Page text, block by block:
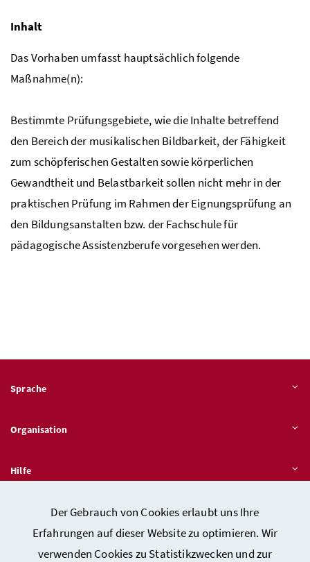
Der Gebrauch von Cookies erlaubt uns Ihre
Erfahrungen auf dieser Website zu optimieren. Wir
verwenden Cookies zu Statistikzwecken und zur
Inhalt
Das Vorhaben umfasst hauptsächlich folgende
Maßnahme(n):
Bestimmte Prüfungsgebiete, wie die Inhalte betreffend
den Bereich der musikalischen Bildbarkeit, der Fähigkeit
zum schöpferischen Gestalten sowie körperlichen
Gewandtheit und Belastbarkeit sollen nicht mehr in der
praktischen Prüfung im Rahmen der Eignungsprüfung an
den Bildungsanstalten bzw. der Fachschule für
pädagogische Assistenzberufe vorgesehen werden.
Sprache
Organisation
Hilfe
Quicklinks